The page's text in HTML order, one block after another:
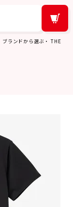
ブランドから選ぶ THE